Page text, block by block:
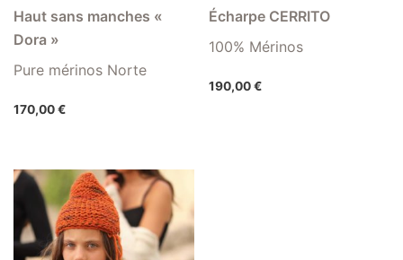
Haut sans manches «
Dora »
Pure mérinos Norte
170,00€
Écharpe CERRITO
100% Mérinos
190,00€